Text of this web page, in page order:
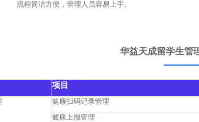
流程简洁方便，管理人员容易上手。
华益天成留学生管
项目
健康扫码记录管理
健康上报管理